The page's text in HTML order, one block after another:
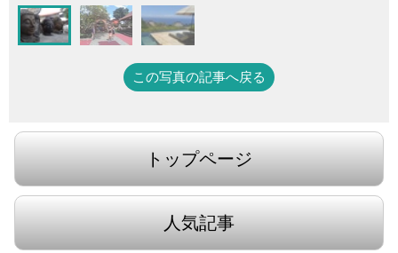
この写真の記事へ戻る
トップページ
人気記事